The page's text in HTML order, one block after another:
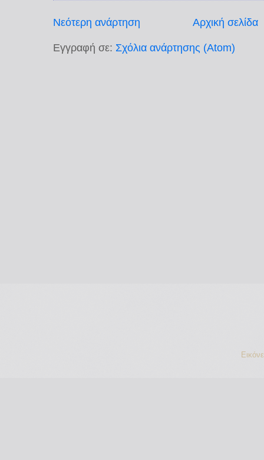
Νεότερη ανάρτηση Αρχική σελίδα
Εγγραφή σε: Σχόλια ανάρτησης (Atom)